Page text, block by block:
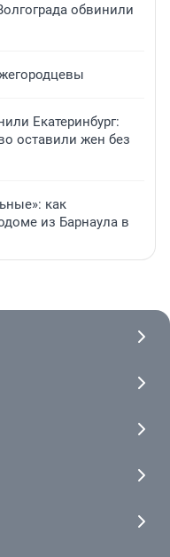
обвинили
Екатеринбург:
оставили жен без
как
из Барнаула в